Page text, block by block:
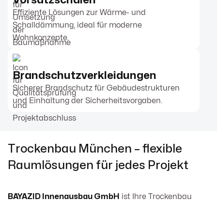
Effiziente Lösungen zur Wärme- und
Schalldämmung, ideal für moderne
Wohnkonzepte.
Brandschutzverkleidungen
Sicherer Brandschutz für Gebäudestrukturen
und Einhaltung der Sicherheitsvorgaben.
Trockenbau München – flexible
Raumlösungen für jedes Projekt
BAYAZID Innenausbau GmbH ist Ihre Trockenbau